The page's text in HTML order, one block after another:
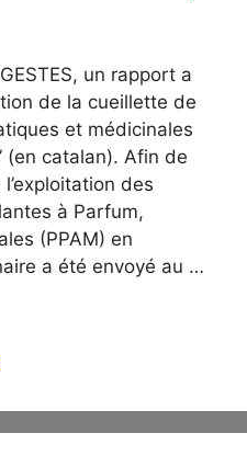
un rapport a
de la cueillette de
et médicinales
(en catalan). Afin de
des
à Parfum,
(PPAM) en
a été envoyé au …